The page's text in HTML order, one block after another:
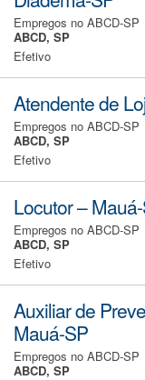
Empregos no ABCD-SP
ABCD, SP
Efetivo
Atendente de
Empregos no ABCD-SP
ABCD, SP
Efetivo
Locutor –
Empregos no ABCD-SP
ABCD, SP
Efetivo
Auxiliar de
Mauá-SP
Empregos no ABCD-SP
ABCD, SP